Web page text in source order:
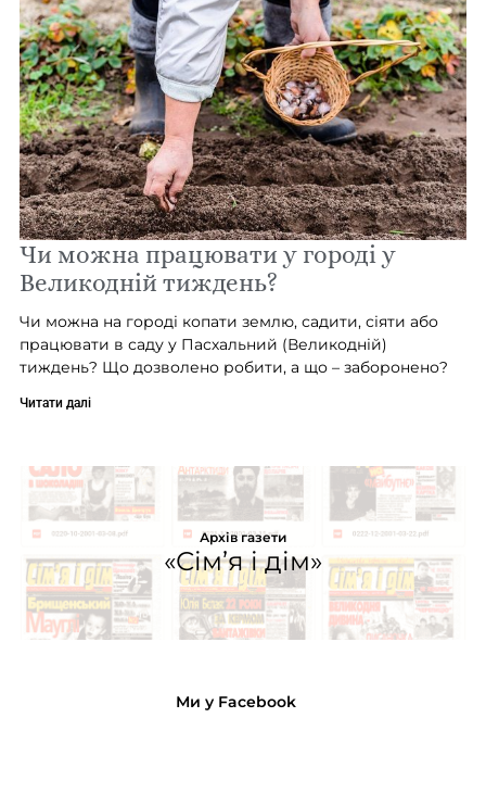
Чи можна працювати у городі у
Великодній тиждень?
Чи можна на городі копати землю, садити, сіяти або
працювати в саду у Пасхальний (Великодній)
тиждень? Що дозволено робити, а що – заборонено?
Читати далі
Архів газети
«Сім’я і дім»
Ми у Facebook